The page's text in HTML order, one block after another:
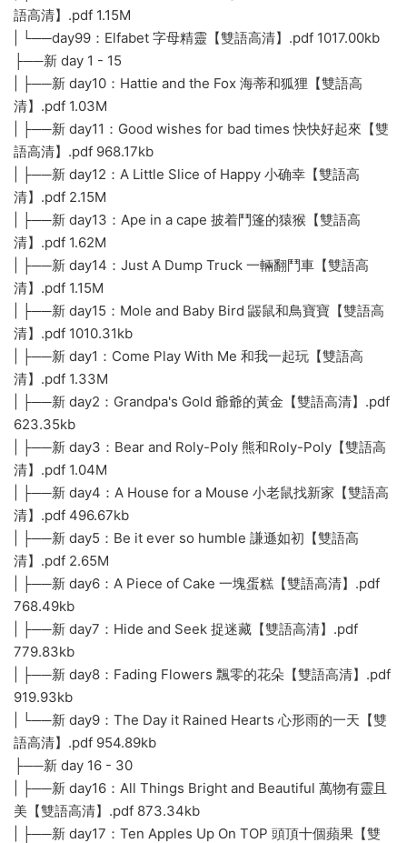
語高清】.pdf 1.15M
| └──day99：Elfabet 字母精靈【雙語高清】.pdf 1017.00kb
├──新 day 1 - 15
| ├──新 day10：Hattie and the Fox 海蒂和狐狸【雙語高
清】.pdf 1.03M
| ├──新 day11：Good wishes for bad times 快快好起來【雙
語高清】.pdf 968.17kb
| ├──新 day12：A Little Slice of Happy 小确幸【雙語高
清】.pdf 2.15M
| ├──新 day13：Ape in a cape 披着鬥篷的猿猴【雙語高
清】.pdf 1.62M
| ├──新 day14：Just A Dump Truck 一輛翻鬥車【雙語高
清】.pdf 1.15M
| ├──新 day15：Mole and Baby Bird 鼹鼠和鳥寶寶【雙語高
清】.pdf 1010.31kb
| ├──新 day1：Come Play With Me 和我一起玩【雙語高
清】.pdf 1.33M
| ├──新 day2：Grandpa's Gold 爺爺的黃金【雙語高清】.pdf
623.35kb
| ├──新 day3：Bear and Roly-Poly 熊和Roly-Poly【雙語高
清】.pdf 1.04M
| ├──新 day4：A House for a Mouse 小老鼠找新家【雙語高
清】.pdf 496.67kb
| ├──新 day5：Be it ever so humble 謙遜如初【雙語高
清】.pdf 2.65M
| ├──新 day6：A Piece of Cake 一塊蛋糕【雙語高清】.pdf
768.49kb
| ├──新 day7：Hide and Seek 捉迷藏【雙語高清】.pdf
779.83kb
| ├──新 day8：Fading Flowers 飄零的花朵【雙語高清】.pdf
919.93kb
| └──新 day9：The Day it Rained Hearts 心形雨的一天【雙
語高清】.pdf 954.89kb
├──新 day 16 - 30
| ├──新 day16：All Things Bright and Beautiful 萬物有靈且
美【雙語高清】.pdf 873.34kb
| ├──新 day17：Ten Apples Up On TOP 頭頂十個蘋果【雙